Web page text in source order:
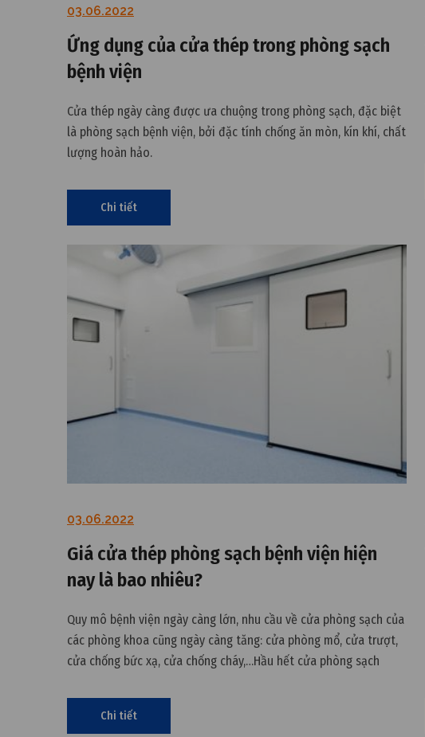
03.06.2022
Ứng dụng của cửa thép trong phòng sạch
bệnh viện
Cửa thép ngày càng được ưa chuộng trong phòng sạch, đặc biệt
là phòng sạch bệnh viện, bởi đặc tính chống ăn mòn, kín khí, chất
lượng hoàn hảo.
Chi tiết
03.06.2022
Giá cửa thép phòng sạch bệnh viện hiện
nay là bao nhiêu?
Quy mô bệnh viện ngày càng lớn, nhu cầu về cửa phòng sạch của
các phòng khoa cũng ngày càng tăng: cửa phòng mổ, cửa trượt,
cửa chống bức xạ, cửa chống cháy,…Hầu hết cửa phòng sạch
Chi tiết